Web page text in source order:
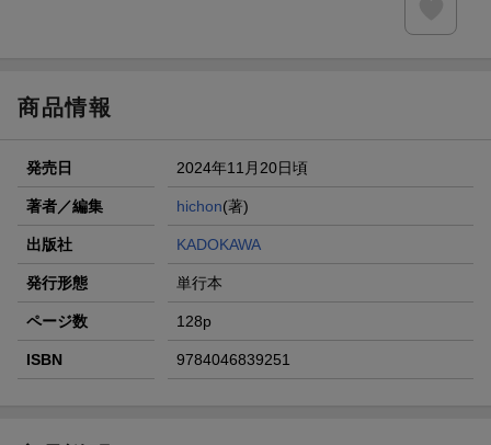
商品情報
発売日 2024年11月20日頃
著者／編集 hichon(著)
出版社 KADOKAWA
発行形態 単行本
ページ数 128p
ISBN 9784046839251